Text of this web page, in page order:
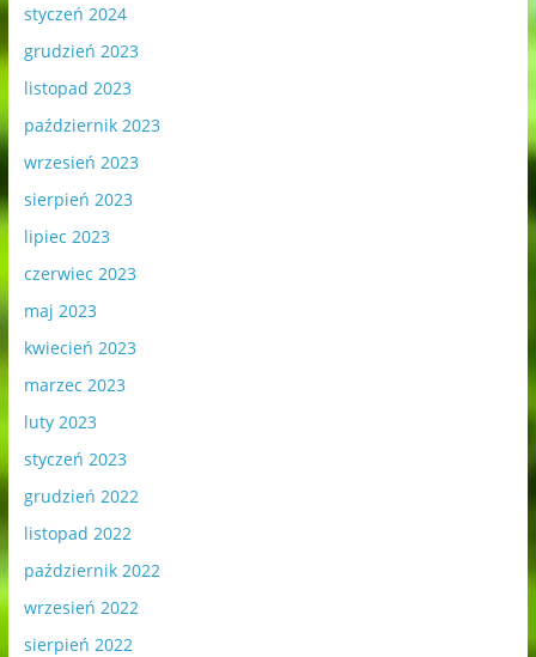
styczeń 2024
grudzień 2023
listopad 2023
październik 2023
wrzesień 2023
sierpień 2023
lipiec 2023
czerwiec 2023
maj 2023
kwiecień 2023
marzec 2023
luty 2023
styczeń 2023
grudzień 2022
listopad 2022
październik 2022
wrzesień 2022
sierpień 2022